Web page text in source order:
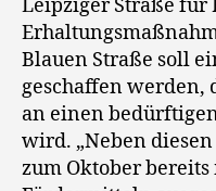
Leipziger Straße für
Blauen Straße soll
geschaffen werden,
an einen
wird. „Neben
zum Oktober bereits